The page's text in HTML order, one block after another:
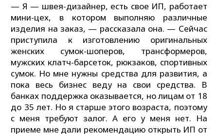
— Я — швея-дизайнер, есть свое ИП, работает
мини-цех, в котором выполняю различные
изделия на заказ, — рассказала она. — Сейчас
приступила к изготовлению оригинальных
женских сумок-шоперов, трансформеров,
мужских клатч-барсеток, рюкзаков, спортивных
сумок. Но мне нужны средства для развития, а
пока весь бизнес веду на свои средства. В
банках поддержка оказывается, но лицам от 18
до 35 лет. Но я старше этого возраста, поэтому
с меня требуют залог. А его у меня нет. На
приеме мне дали рекомендацию открыть ИП от